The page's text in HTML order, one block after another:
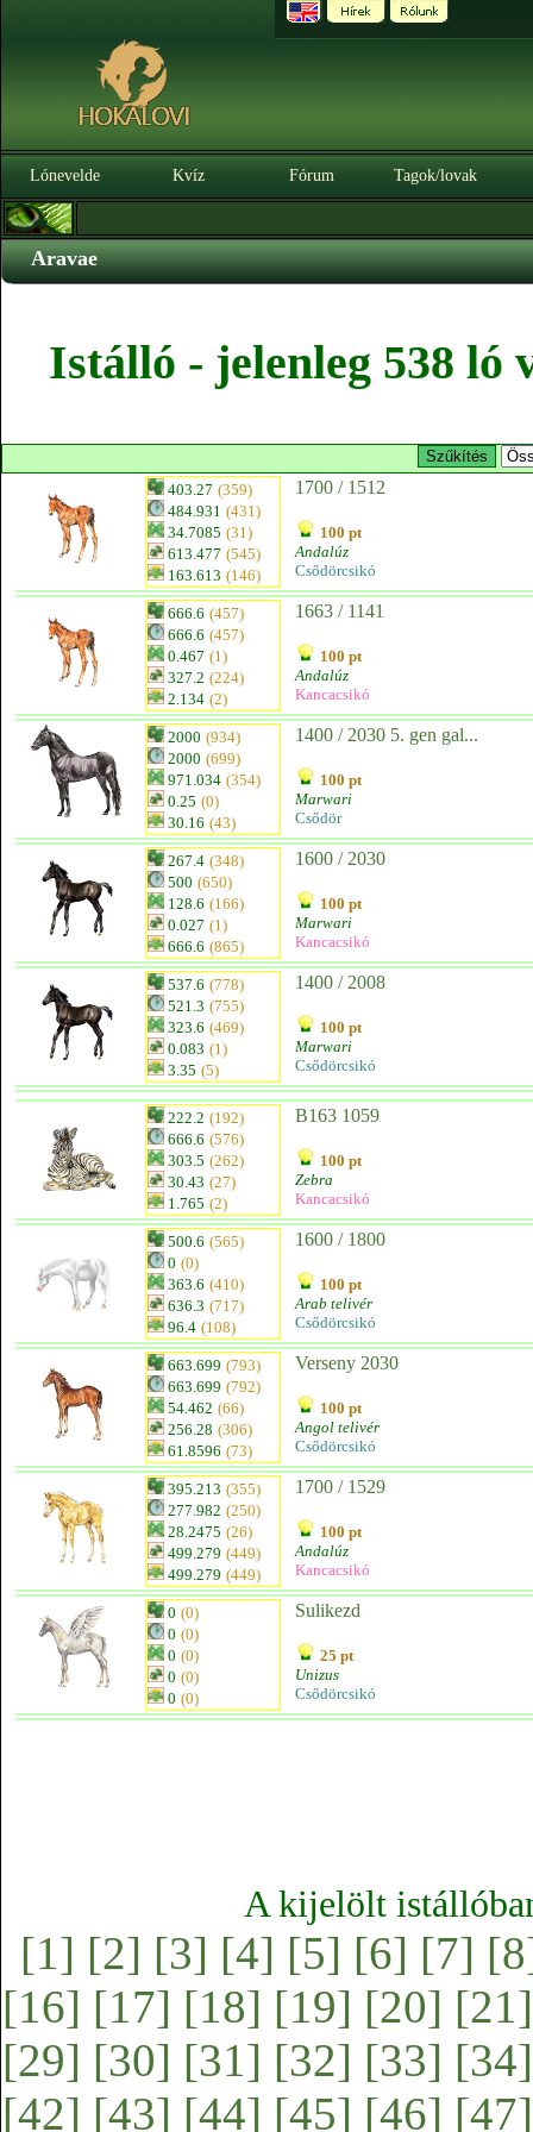
Lónevelde Kvíz Fórum Tagok/lovak
Aravae
Istálló - jelenleg 538 ló
403.27 (359)
484.931 (431)
34.7085 (31)
613.477 (545)
163.613 (146)
1700 / 1512
100 pt
Andalúz
Csődörcsikó
666.6 (457)
666.6 (457)
0.467 (1)
327.2 (224)
2.134 (2)
1663 / 1141
100 pt
Andalúz
Kancacsikó
2000 (934)
2000 (699)
971.034 (354)
0.25 (0)
30.16 (43)
1400 / 2030 5. gen gal...
100 pt
Marwari
Csődör
267.4 (348)
500 (650)
128.6 (166)
0.027 (1)
666.6 (865)
1600 / 2030
100 pt
Marwari
Kancacsikó
537.6 (778)
521.3 (755)
323.6 (469)
0.083 (1)
3.35 (5)
1400 / 2008
100 pt
Marwari
Csődörcsikó
222.2 (192)
666.6 (576)
303.5 (262)
30.43 (27)
1.765 (2)
B163 1059
100 pt
Zebra
Kancacsikó
500.6 (565)
0 (0)
363.6 (410)
636.3 (717)
96.4 (108)
1600 / 1800
100 pt
Arab telivér
Csődörcsikó
663.699 (793)
663.699 (792)
54.462 (66)
256.28 (306)
61.8596 (73)
Verseny 2030
100 pt
Angol telivér
Csődörcsikó
395.213 (355)
277.982 (250)
28.2475 (26)
499.279 (449)
499.279 (449)
1700 / 1529
100 pt
Andalúz
Kancacsikó
0 (0)
0 (0)
0 (0)
0 (0)
0 (0)
Sulikezd
25 pt
Unizus
Csődörcsikó
A kijelölt
[1] [2] [3] [4] [5] [6] [7]
[16] [17] [18] [19] [20] [21]
[29] [30] [31] [32] [33] [34]
[42] [43] [44] [45] [46] [47]